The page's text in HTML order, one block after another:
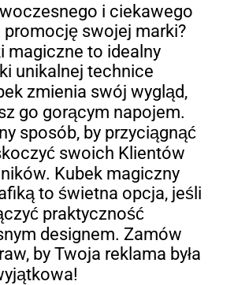
i ciekawego
promocję swojej marki?
magiczne to idealny
unikalnej technice
zmienia swój wygląd,
go gorącym napojem.
sposób, by przyciągnąć
swoich Klientów
Kubek magiczny
to świetna opcja, jeśli
praktyczność
designem. Zamów
by Twoja reklama była